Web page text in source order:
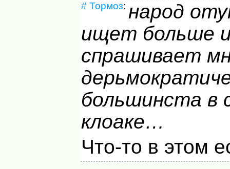
# Тормоз: народ
ищет больше
спрашивает
большинста в
клоаке…
Что-то в этом